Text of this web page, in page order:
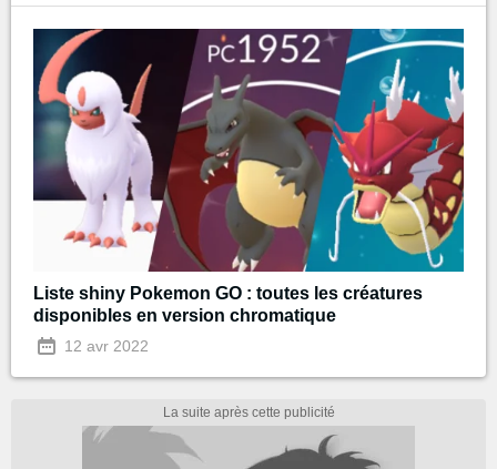
Liste shiny Pokemon GO : toutes les créatures
disponibles en version chromatique
12 avr 2022